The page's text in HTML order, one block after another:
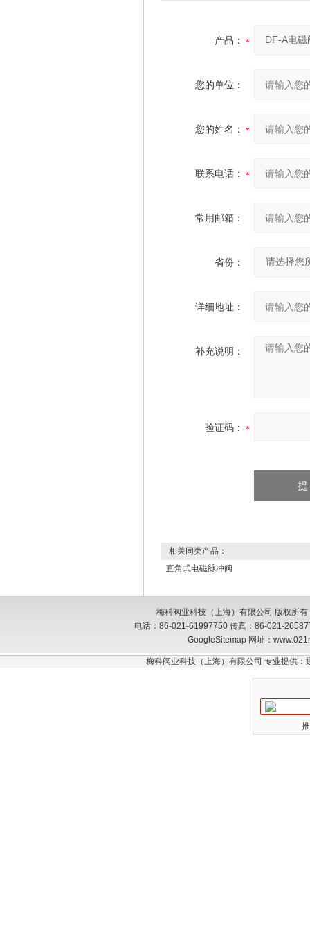
产品：
您的单位：
您的姓名：
联系电话：
常用邮箱：
省份：
详细地址：
补充说明：
验证码：
相关同类产品：
直角式电磁脉冲阀
梅科阀业科技（上海）有限公司 版权所
电话：86-021-61997750 传真：86-021-
GoogleSitemap网址：
梅科阀业科技（上海）有限公司 专业提供